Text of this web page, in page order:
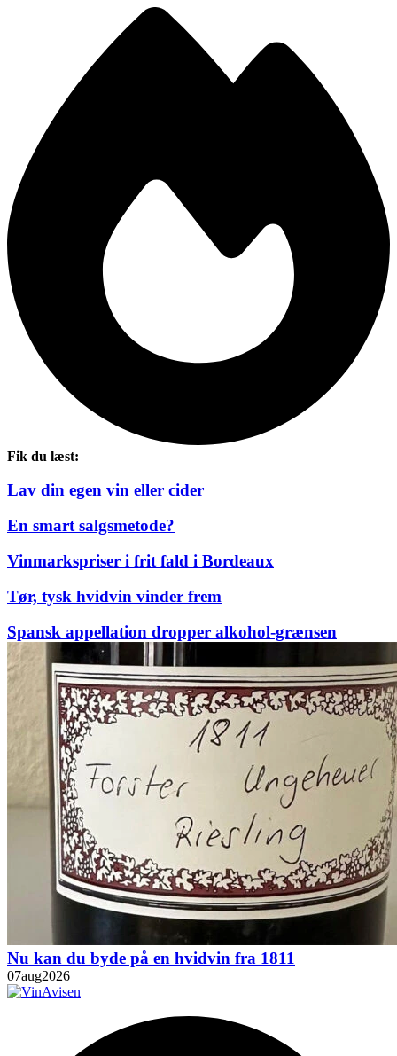
Fik du læst:
Lav din egen vin eller cider
En smart salgsmetode?
Vinmarkspriser i frit fald i Bordeaux
Tør, tysk hvidvin vinder frem
Spansk appellation dropper alkohol-grænsen
Nu kan du byde på en hvidvin fra 1811
07aug2026